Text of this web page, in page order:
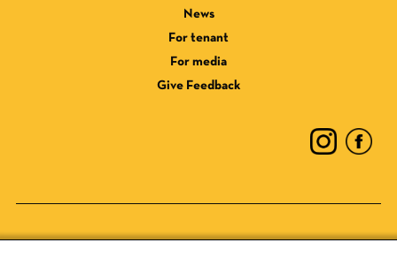
News
For tenant
For media
Give Feedback